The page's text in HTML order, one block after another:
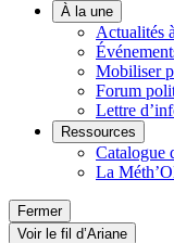
À la une
Actualités
Mobiliser
Forum
Lettre
Ressources
Catalogue
La
Fermer
Voir le fil d’Ariane